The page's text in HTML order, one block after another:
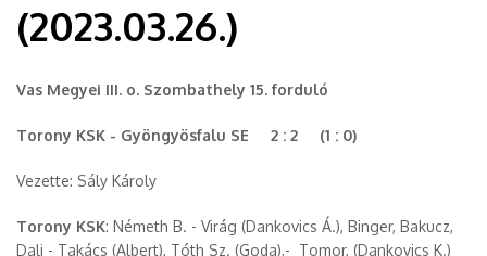
(2023.03.26.)
Vas Megyei III. o. Szombathely 15. forduló
Torony KSK - Gyöngyösfalu SE 2 : 2 (1 : 0)
Vezette: Sály Károly
Torony KSK: Németh B. - Virág (Dankovics Á.), Binger, Bakucz,
Dali - Takács (Albert), Tóth Sz. (Goda),- Tomor, (Dankovics K.)